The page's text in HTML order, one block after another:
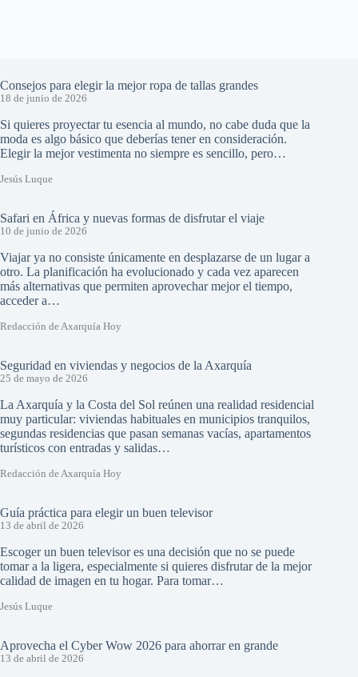
Consejos para elegir la mejor ropa de tallas grandes
18 de junio de 2026
Si quieres proyectar tu esencia al mundo, no cabe duda que la
moda es algo básico que deberías tener en consideración.
Elegir la mejor vestimenta no siempre es sencillo, pero…
Jesús Luque
Safari en África y nuevas formas de disfrutar el viaje
10 de junio de 2026
Viajar ya no consiste únicamente en desplazarse de un lugar a
otro. La planificación ha evolucionado y cada vez aparecen
más alternativas que permiten aprovechar mejor el tiempo,
acceder a…
Redacción de Axarquía Hoy
Seguridad en viviendas y negocios de la Axarquía
25 de mayo de 2026
La Axarquía y la Costa del Sol reúnen una realidad residencial
muy particular: viviendas habituales en municipios tranquilos,
segundas residencias que pasan semanas vacías, apartamentos
turísticos con entradas y salidas…
Redacción de Axarquía Hoy
Guía práctica para elegir un buen televisor
13 de abril de 2026
Escoger un buen televisor es una decisión que no se puede
tomar a la ligera, especialmente si quieres disfrutar de la mejor
calidad de imagen en tu hogar. Para tomar…
Jesús Luque
Aprovecha el Cyber Wow 2026 para ahorrar en grande
13 de abril de 2026